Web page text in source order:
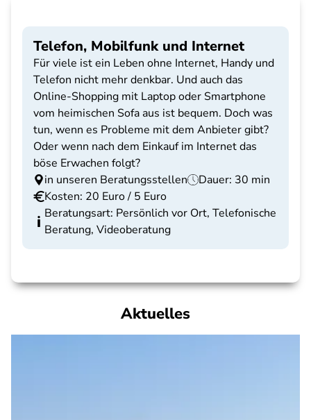
Telefon, Mobilfunk und Internet
Für viele ist ein Leben ohne Internet, Handy und
Telefon nicht mehr denkbar. Und auch das
Online-Shopping mit Laptop oder Smartphone
vom heimischen Sofa aus ist bequem. Doch was
tun, wenn es Probleme mit dem Anbieter gibt?
Oder wenn nach dem Einkauf im Internet das
böse Erwachen folgt?
in unseren Beratungsstellen
Dauer: 30 min
Kosten: 20 Euro / 5 Euro
Beratungsart: Persönlich vor Ort, Telefonische
Beratung, Videoberatung
Aktuelles